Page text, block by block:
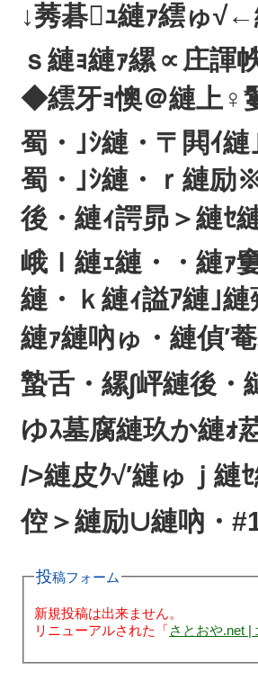
↓莠碁ｭ縺ｧ繧ゅ
ｓ縺ｮ縺ｧ縲∝庄諢
◆繧牙ｮ懊＠縺上♀
蜀・｣ｼ縺・〒閧ｲ
蜀・｣ｼ縺・ｒ縺励
後・縺ｨ諤昴＞縺ｾ
峨ｌ縺ｪ縺・・縺ｧ
縺・ｋ縺ｨ謚ｱ縺｣
縺ｧ縺吶ゅ・縺偵′
蟄舌・縲∫岼縺後・
ゆｽ墓腐縺玖か縺ｫ
/>縺皮ｸ√′縺ゅｊ
倥＞縺励∪縺吶・
投稿フォーム
新規投稿は出来ません。
リニューアルされた「さとおや.net |